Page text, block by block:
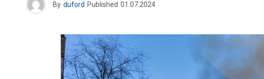
By duford Published 01.07.2024